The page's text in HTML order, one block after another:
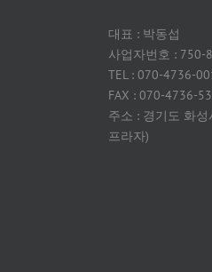
대표 : 박동섭
사업자번호 : 750-
TEL : 070-4736-
FAX : 070-4736-
주소 : 경기도 화
프라자)